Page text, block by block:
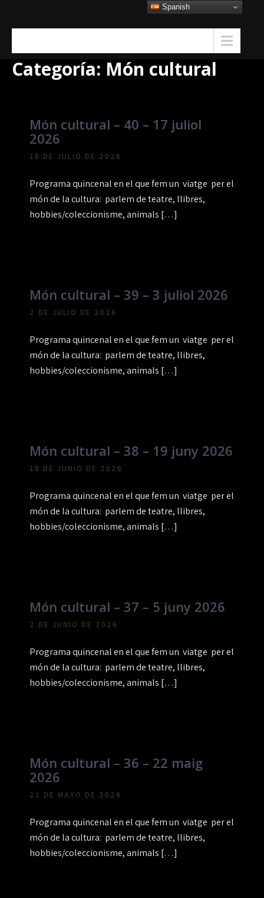
Categoría: Món cultural
Món cultural – 40 – 17 juliol
2026
16 DE JULIO DE 2026
Programa quincenal en el que fem un viatge per el
món de la cultura: parlem de teatre, llibres,
hobbies/coleccionisme, animals […]
Món cultural – 39 – 3 juliol 2026
2 DE JULIO DE 2026
Programa quincenal en el que fem un viatge per el
món de la cultura: parlem de teatre, llibres,
hobbies/coleccionisme, animals […]
Món cultural – 38 – 19 juny 2026
18 DE JUNIO DE 2026
Programa quincenal en el que fem un viatge per el
món de la cultura: parlem de teatre, llibres,
hobbies/coleccionisme, animals […]
Món cultural – 37 – 5 juny 2026
2 DE JUNIO DE 2026
Programa quincenal en el que fem un viatge per el
món de la cultura: parlem de teatre, llibres,
hobbies/coleccionisme, animals […]
Món cultural – 36 – 22 maig
2026
21 DE MAYO DE 2026
Programa quincenal en el que fem un viatge per el
món de la cultura: parlem de teatre, llibres,
hobbies/coleccionisme, animals […]
Spanish